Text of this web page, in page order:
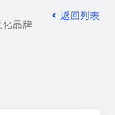
化品牌
返回列表